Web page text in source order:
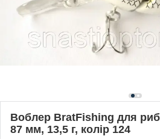
Воблер BratFishing для
87 мм, 13,5 г, колір 124